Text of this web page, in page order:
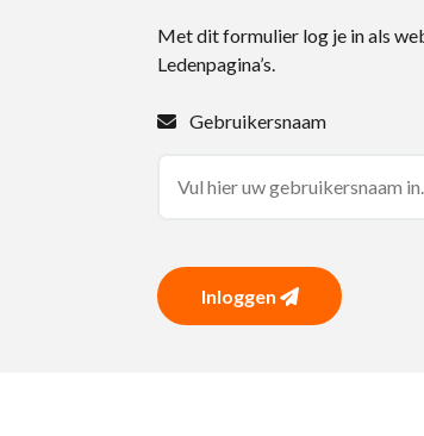
Met dit formulier log je in als
Ledenpagina’s.
Gebruikersnaam
Inloggen